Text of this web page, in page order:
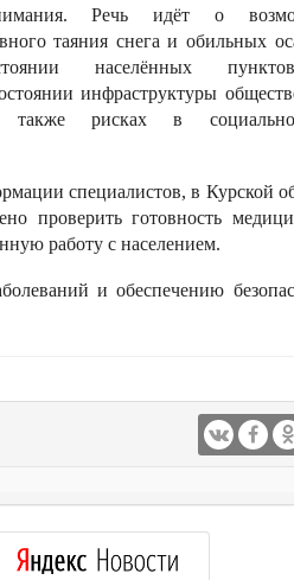
Речь идёт о
таяния снега и обильных
населённых
инфраструктуры
а также рисках в
специалистов, в Курской
проверить готовность
работу с населением.
и обеспечению